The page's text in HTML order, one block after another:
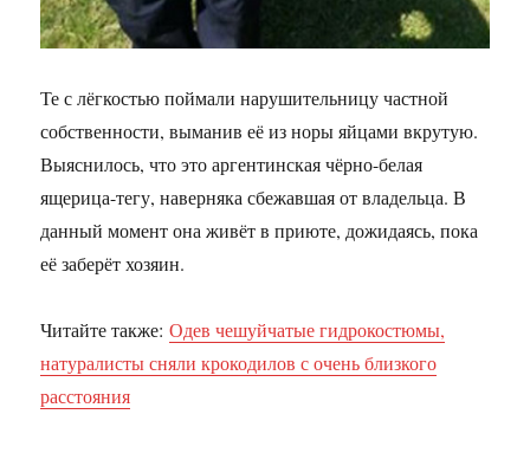
Те с лёгкостью поймали нарушительницу частной
собственности, выманив её из норы яйцами вкрутую.
Выяснилось, что это аргентинская чёрно-белая
ящерица-тегу, наверняка сбежавшая от владельца. В
данный момент она живёт в приюте, дожидаясь, пока
её заберёт хозяин.
Читайте также:Одев чешуйчатые гидрокостюмы,
натуралисты сняли крокодилов с очень близкого
расстояния